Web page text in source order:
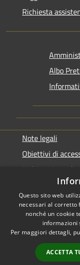
Richiesta
Albo
Note legali
Obiettivi di
Dichiarazione di
Accessibilità
Questo sito web
necessari al corretto
nonché un cookie
informazioni
Per maggiori dettagli,
ACCETTA